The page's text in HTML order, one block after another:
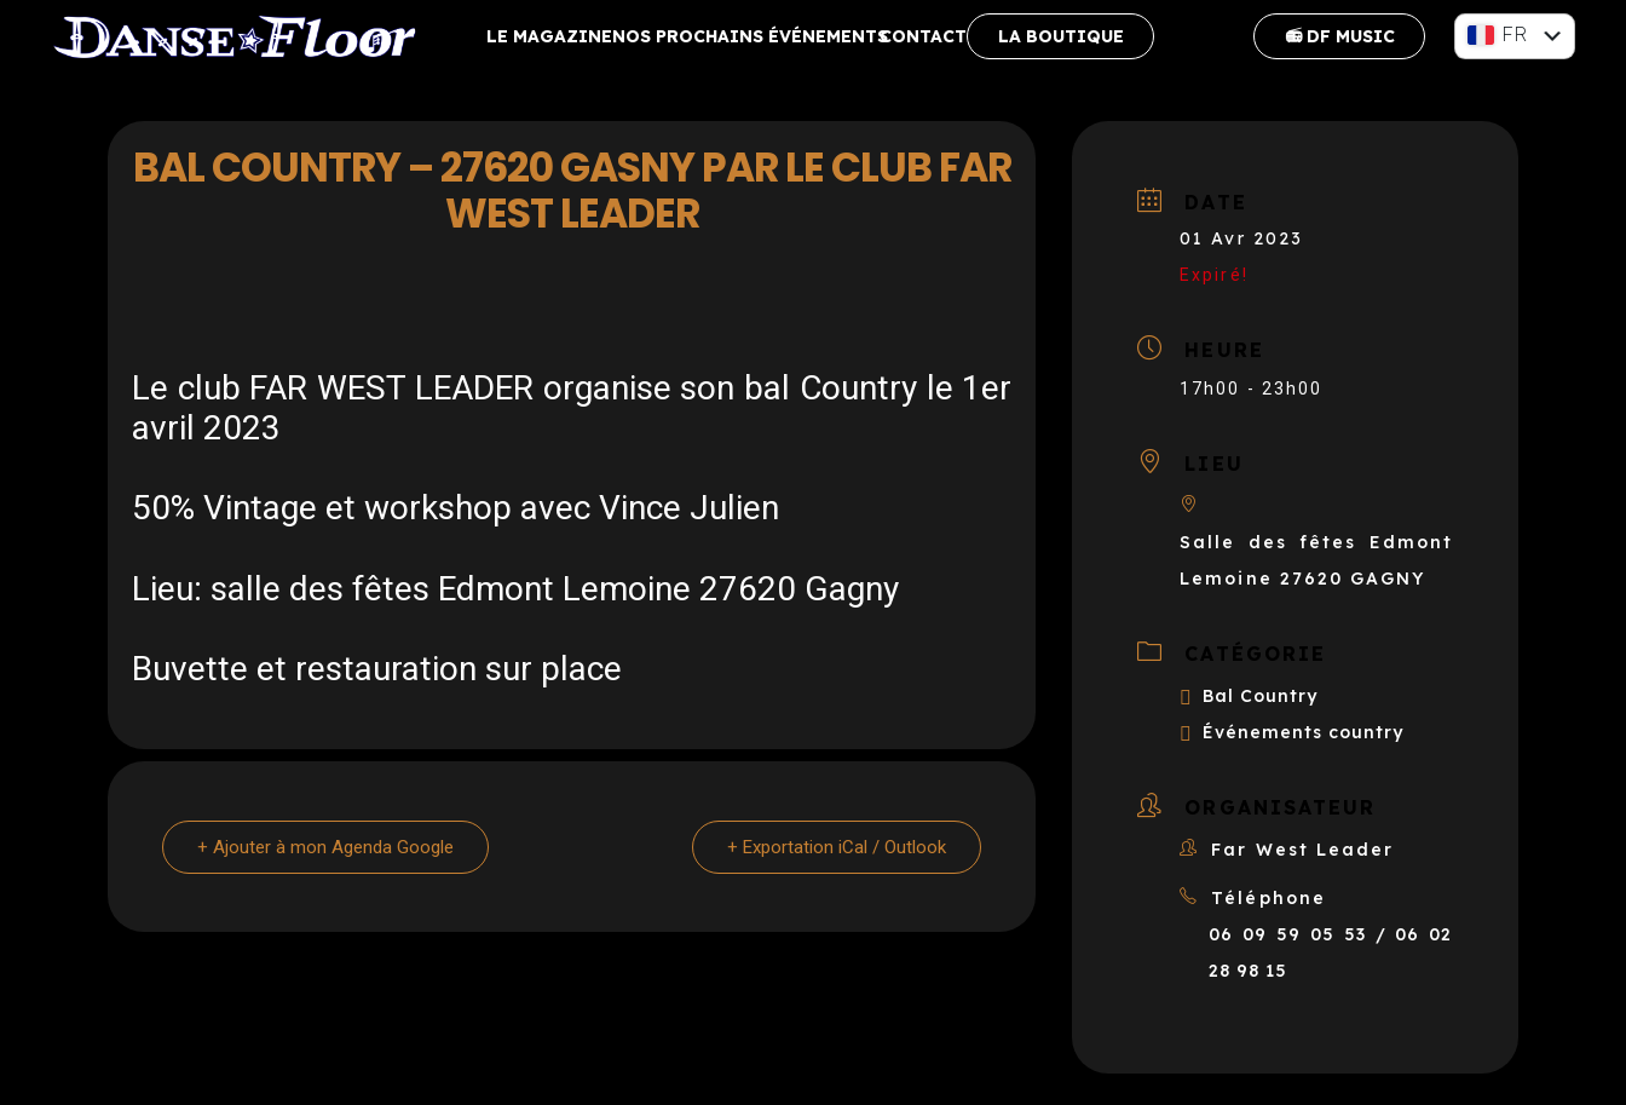
LE MAGAZINENOS PROCHAINS ÉVÉNEMENTSCONTACT LA BOUTIQUE 📻 DF MUSIC
FR
BAL COUNTRY – 27620 GASNY PAR LE CLUB FAR
WEST LEADER
Le club FAR WEST LEADER organise son bal Country le 1er
avril 2023
50% Vintage et workshop avec Vince Julien
Lieu: salle des fêtes Edmont Lemoine 27620 Gagny
Buvette et restauration sur place
+ Ajouter à mon Agenda Google + Exportation iCal / Outlook
DATE
01 Avr 2023
Expiré!
HEURE
17h00 - 23h00
LIEU
Salle des fêtes Edmont
Lemoine 27620 GAGNY
CATÉGORIE
Bal Country
Événements country
ORGANISATEUR
Far West Leader
Téléphone
06 09 59 05 53 / 06 02
28 98 15